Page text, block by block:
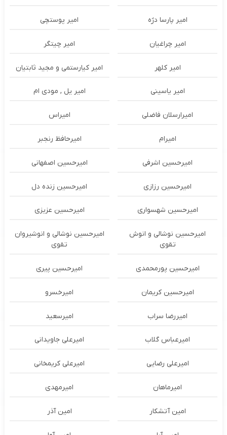
امیر پارسا دژه امیر پوستچی
امیر چراغیان امیر چیتگر
امیر کلهر امیر کیارستمی و مجید ثابتیان
امیر یاسینی امیر یل , مودی ام
امیرارسلان فاضلی امیراس
امیرام امیرحافظ رنجبر
امیرحسین اشرفی امیرحسین اصفهانی
امیرحسین رزازی امیرحسین زنده دل
امیرحسین شهسواری امیرحسین عزیزی
امیرحسین نوشالی و انوش
تقوی
امیرحسین نوشالی و انوشیروان
تقوی
امیرحسین پورمحمدی امیرحسین پیری
امیرحسین کریمان امیرخسرو
امیررضا سراب امیرسعید
امیرعباس گلاب امیرعلی جاویدانی
امیرعلی رضایی امیرعلی کریمخانی
امیرماهان امیرمهدی
امین آتشکار امین آذر